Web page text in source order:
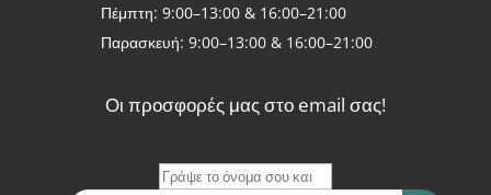
Πέμπτη: 9:00–13:00 & 16:00–21:00
Παρασκευή: 9:00–13:00 & 16:00–21:00
Οι προσφορές μας στο email σας!